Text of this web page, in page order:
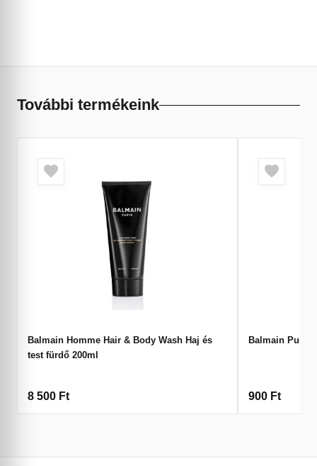
További termékeink
Balmain Homme Hair & Body Wash Haj és
test fürdő 200ml
8 500 Ft
Balmain
900 Ft